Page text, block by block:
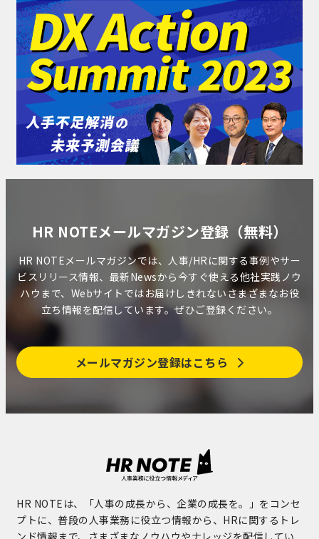
HR NOTEメールマガジン登録（無料）
HR NOTEメールマガジンでは、人事/HRに関する事例やサー
ビスリリース情報、最新Newsから今すぐ使える他社実践ノウ
ハウまで、Webサイトではお届けしきれないさまざまなお役
立ち情報を配信しています。ぜひご登録ください。
メールマガジン登録はこちら
HR NOTEは、「人事の成長から、企業の成長を。」をコンセ
プトに、普段の人事業務に役立つ情報から、HRに関するトレ